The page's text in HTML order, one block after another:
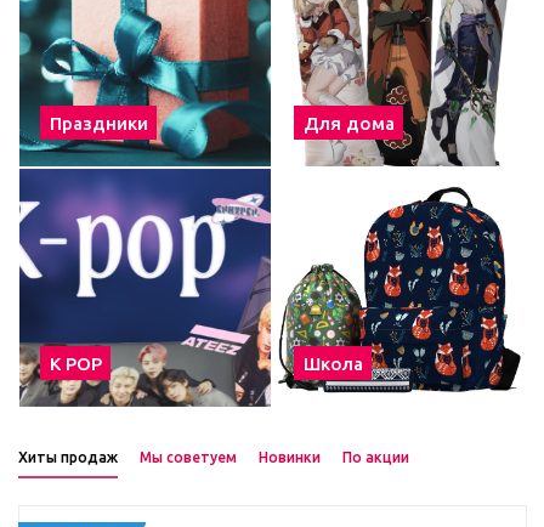
Праздники Для дома
К POP Школа
Хиты продаж Мы советуем Новинки По акции